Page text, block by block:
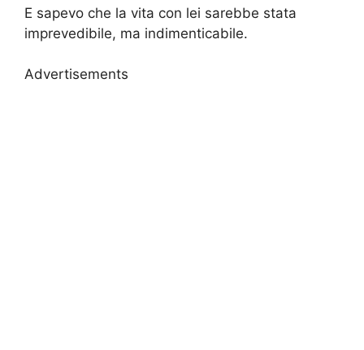
E sapevo che la vita con lei sarebbe stata
imprevedibile, ma indimenticabile.
Advertisements